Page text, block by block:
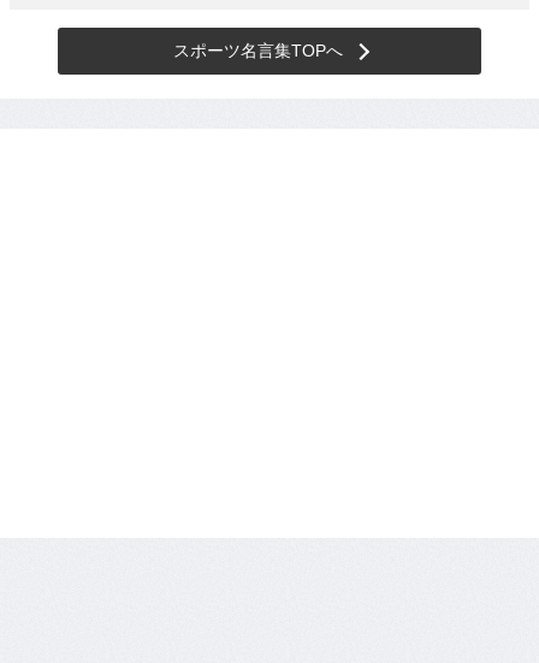
スポーツ名言集TOPへ